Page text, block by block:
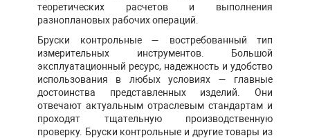
теоретических расчетов и выполнения
разноплановых рабочих операций.
Бруски контрольные — востребованный тип
измерительных инструментов. Большой
эксплуатационный ресурс, надежность и удобство
использования в любых условиях — главные
достоинства представленных изделий. Они
отвечают актуальным отраслевым стандартам и
проходят тщательную производственную
проверку. Бруски контрольные и другие товары из